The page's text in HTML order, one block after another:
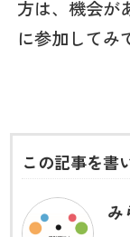
方は、機会が
に参加してみ
この記事を書
み